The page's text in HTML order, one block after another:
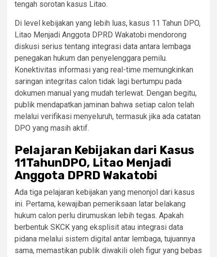
tengah sorotan kasus Litao.
Di level kebijakan yang lebih luas, kasus 11 Tahun DPO,
Litao Menjadi Anggota DPRD Wakatobi mendorong
diskusi serius tentang integrasi data antara lembaga
penegakan hukum dan penyelenggara pemilu.
Konektivitas informasi yang real-time memungkinkan
saringan integritas calon tidak lagi bertumpu pada
dokumen manual yang mudah terlewat. Dengan begitu,
publik mendapatkan jaminan bahwa setiap calon telah
melalui verifikasi menyeluruh, termasuk jika ada catatan
DPO yang masih aktif.
Pelajaran Kebijakan dari Kasus
11TahunDPO, Litao Menjadi
Anggota DPRD Wakatobi
Ada tiga pelajaran kebijakan yang menonjol dari kasus
ini. Pertama, kewajiban pemeriksaan latar belakang
hukum calon perlu dirumuskan lebih tegas. Apakah
berbentuk SKCK yang eksplisit atau integrasi data
pidana melalui sistem digital antar lembaga, tujuannya
sama, memastikan publik diwakili oleh figur yang bebas